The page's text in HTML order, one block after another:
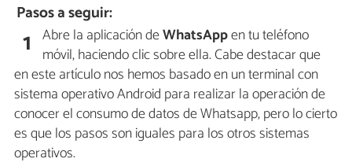
Pasos a seguir:
1 Abre la aplicación deWhatsAppen tu teléfono
móvil, haciendo clic sobre ella. Cabe destacar que
en este artículo nos hemos basado en un terminal con
sistema operativo Android para realizar la operación de
conocer el consumo de datos de Whatsapp, pero lo cierto
es que los pasos son iguales para los otros sistemas
operativos.